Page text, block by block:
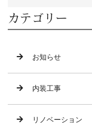
カテゴリー
お知らせ
内装工事
リノベーション